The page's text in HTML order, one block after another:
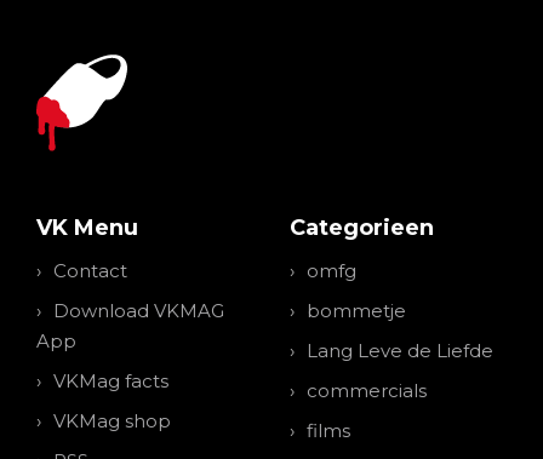
VK Menu
Contact
Download VKMAG
App
VKMag facts
VKMag shop
Categorieen
omfg
bommetje
Lang Leve de Liefde
commercials
films